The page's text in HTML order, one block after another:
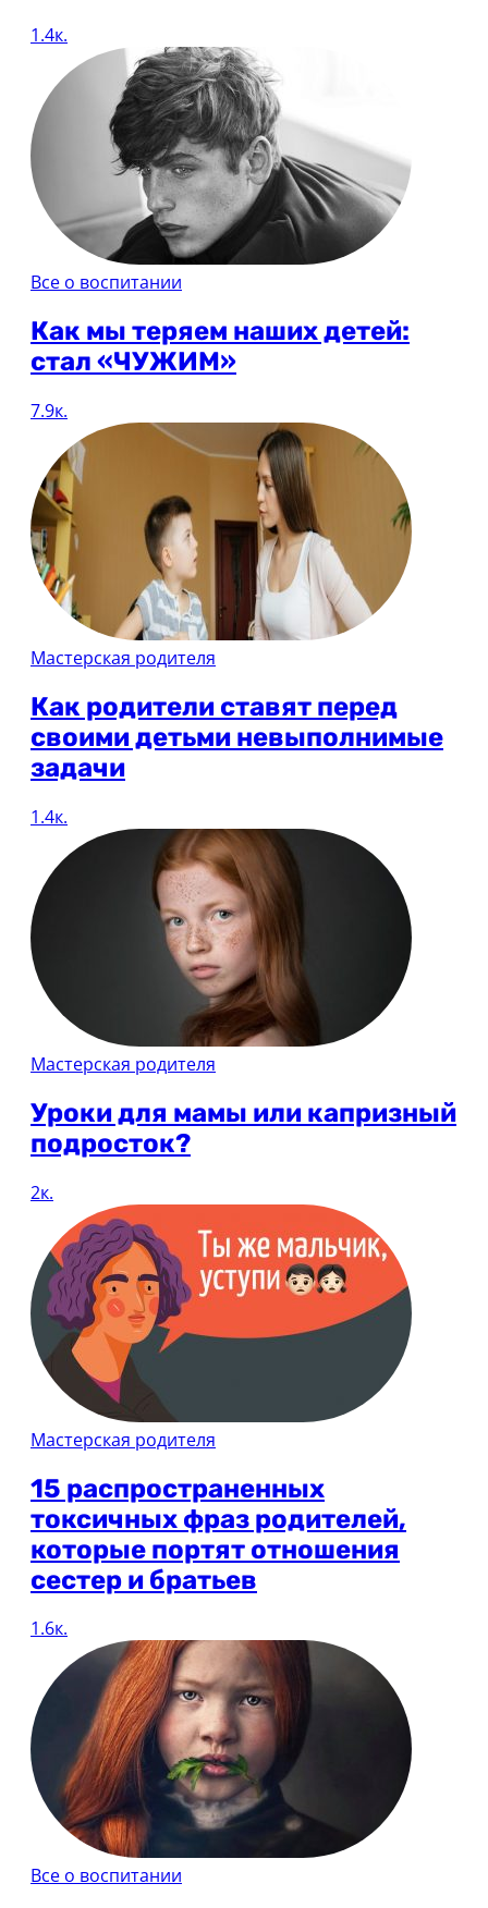
1.4к.
Все о воспитании
Как мы теряем наших детей:
стал «ЧУЖИМ»
7.9к.
Мастерская родителя
Как родители ставят перед
своими детьми невыполнимые
задачи
1.4к.
Мастерская родителя
Уроки для мамы или капризный
подросток?
2к.
Мастерская родителя
15 распространенных
токсичных фраз родителей,
которые портят отношения
сестер и братьев
1.6к.
Все о воспитании